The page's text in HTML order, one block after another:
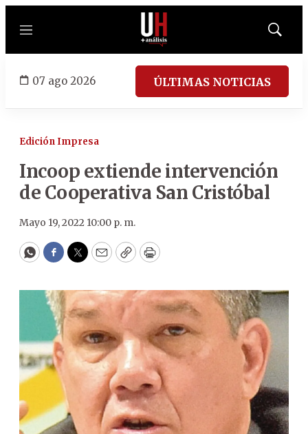
Menú
Mostrar
07 ago 2026 ÚLTIMAS NOTICIAS
Edición Impresa
Incoop extiende intervención
de Cooperativa San Cristóbal
Mayo 19, 2022 10:00 p. m.
WhatsApp
Facebook
Twitter
EmailCopyPrint